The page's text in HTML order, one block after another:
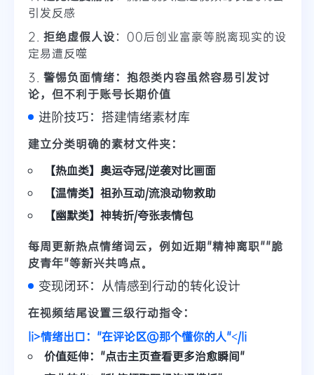
引发反感
2. 拒绝虚假人设：00后创业富豪等脱离现实的设
定易遭反噬
3. 警惕负面情绪：抱怨类内容虽然容易引发讨
论，但不利于账号长期价值
进阶技巧：搭建情绪素材库
建立分类明确的素材文件夹：
【热血类】奥运夺冠/逆袭对比画面
【温情类】祖孙互动/流浪动物救助
【幽默类】神转折/夸张表情包
每周更新热点情绪词云，例如近期"精神离职""脆
皮青年"等新兴共鸣点。
变现闭环：从情感到行动的转化设计
在视频结尾设置三级行动指令：
li>情绪出口："在评论区@那个懂你的人"</li
价值延伸："点击主页查看更多治愈瞬间"